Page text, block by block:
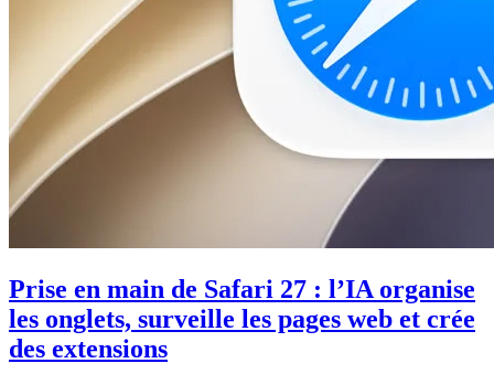
Prise en main de Safari 27 : l’IA organise
les onglets, surveille les pages web et crée
des extensions